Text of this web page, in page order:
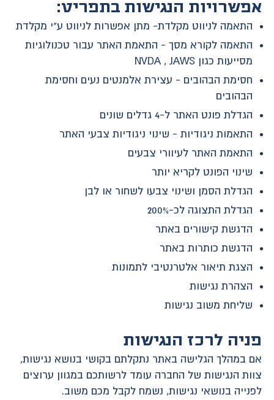
אפשרויות הנגישות בתפריט:
התאמה לניווט מקלדת- מתן אפשרות לניווט ע"י מקלדת
התאמה לקורא מסך - התאמת האתר עבור טכנולוגיות
מסייעות כגון NVDA , JAWS
חסימת הבהובים - עצירת אלמנטים נעים וחסימת
הבהובים
הגדלת פונט האתר ל-4 גדלים שונים
התאמות ניגודיות - שינוי ניגודיות צבעי האתר
התאמת האתר לעיוורי צבעים
שינוי הפונט לקריא יותר
הגדלת הסמן ושינוי צבעו לשחור או לבן
הגדלת התצוגה לכ-200%
הדגשת קישורים באתר
הדגשת כותרות באתר
הצגת תיאור אלטרנטיבי לתמונות
הצהרת נגישות
שליחת משוב נגישות
פניה לרכז הנגישות
אם במהלך הגלישה באתר נתקלתם בקושי בנושא נגישות,
צוות הנגישות של החברה עומד לרשותכם במגוון ערוצים
לפנייה בנושאי נגישות, נשמח לקבל מכם משוב.